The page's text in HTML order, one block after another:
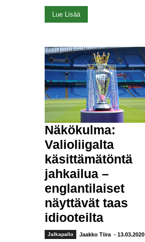
Lue Lisää
Näkökulma:
Valioliigalta
käsittämätöntä
jahkailua –
englantilaiset
näyttävät taas
idiooteilta
Jalkapallo Jaakko Tiira - 13.03.2020